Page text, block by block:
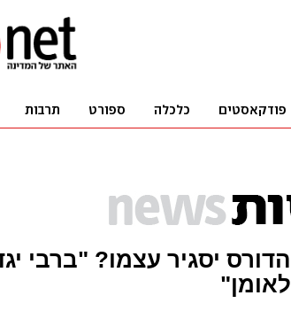
הדורס יסגיר עצמו? "ברבי
לאומן"